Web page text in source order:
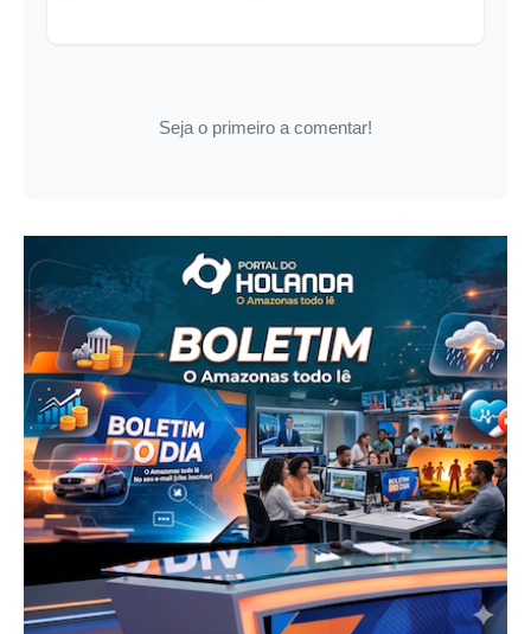
Seja o primeiro a comentar!